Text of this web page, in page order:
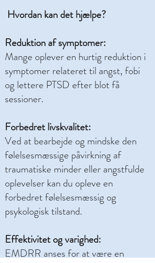
Hvordan kan det hjælpe?
Reduktion af symptomer:
Mange oplever en hurtig reduktion i
symptomer relateret til angst, fobi
og lettere PTSD efter blot få
sessioner.
Forbedret livskvalitet:
Ved at bearbejde og mindske den
følelsesmæssige påvirkning af
traumatiske minder eller angstfulde
oplevelser kan du opleve en
forbedret følelsesmæssig og
psykologisk tilstand.
Effektivitet og varighed:
EMDRR anses for at være en